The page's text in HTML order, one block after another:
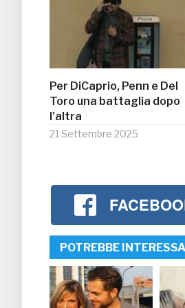
Per DiCaprio, Penn e Del
Toro una battaglia dopo
l’altra
21 Settembre 2025
POTREBBE